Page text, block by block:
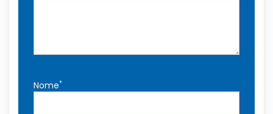
Nome*